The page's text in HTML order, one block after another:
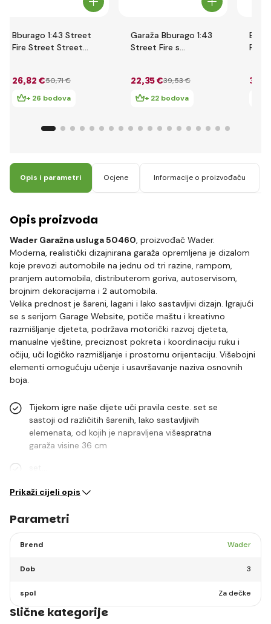
Bburago 1:43 Street
Fire Street Street
26,82 €50,71 €
+ 26 bodova
Garaža Bburago 1:43
Street Fire s
22,35 €39,53 €
+ 22 bodova
39
Opis i parametri Ocjene Informacije o proizvođaču
Opis proizvoda
Wader Garažna usluga 50460, proizvođač Wader.
Moderna, realistički dizajnirana garaža opremljena je dizalom
koje prevozi automobile na jednu od tri razine, rampom,
pranjem automobila, distributerom goriva, autoservisom,
brojnim dekoracijama i 2 automobila.
Velika prednost je šareni, lagani i lako sastavljivi dizajn. Igrajući
se s serijom Garage Website, potiče maštu i kreativno
razmišljanje djeteta, podržava motorički razvoj djeteta,
manualne vještine, preciznost pokreta i koordinaciju ruku i
očiju, uči logičko razmišljanje i prostornu orijentaciju. Višebojni
elementi omogućuju učenje i usavršavanje naziva osnovnih
boja.
Tijekom igre naše dijete uči pravila ceste. set se
sastoji od različitih šarenih, lako sastavljivih
elemenata, od kojih je napravljena višespratna
garaža visine 36 cm
Prikaži cijeli opis
Parametri
Brend Wader
Dob 3
spol Za dečke
Slične kategorije